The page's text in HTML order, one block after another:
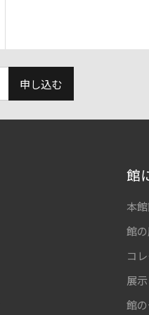
申し込む
館
本
館
コ
展
館